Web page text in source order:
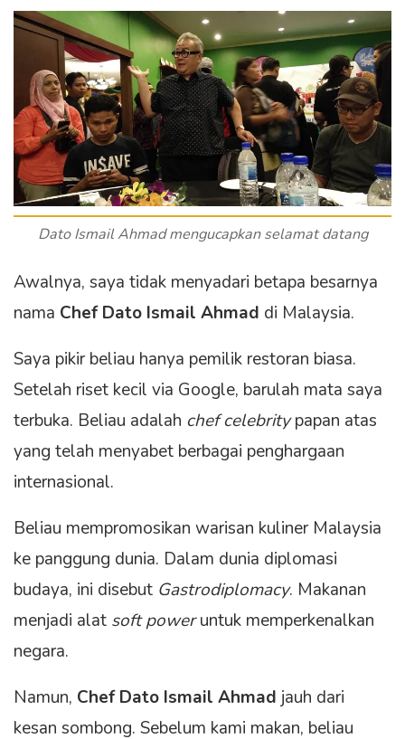
Dato Ismail Ahmad mengucapkan selamat datang
Awalnya, saya tidak menyadari betapa besarnya
nama Chef Dato Ismail Ahmad di Malaysia.
Saya pikir beliau hanya pemilik restoran biasa.
Setelah riset kecil via Google, barulah mata saya
terbuka. Beliau adalah chef celebritypapan atas
yang telah menyabet berbagai penghargaan
internasional.
Beliau mempromosikan warisan kuliner Malaysia
ke panggung dunia. Dalam dunia diplomasi
budaya, ini disebut Gastrodiplomacy. Makanan
menjadi alat soft poweruntuk memperkenalkan
negara.
Namun, Chef Dato Ismail Ahmad jauh dari
kesan sombong. Sebelum kami makan, beliau